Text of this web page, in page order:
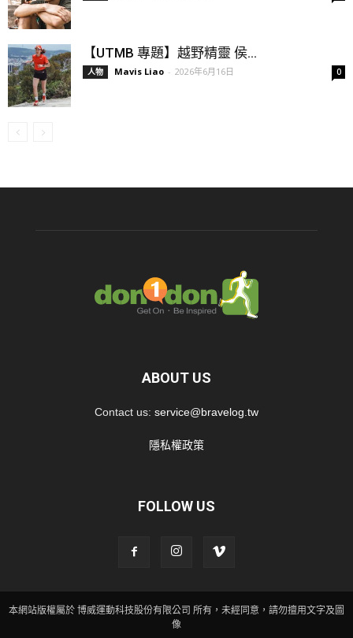
【UTMB 專題】越野精靈 侯...
人物 Mavis Liao - 2026年6月16日 0
ABOUT US
Contact us: service@bravelog.tw
隱私權政策
FOLLOW US
本網站版權屬於 博威運動科技股份有限公司 所有，未經同意，請勿擅用文字及圖
像